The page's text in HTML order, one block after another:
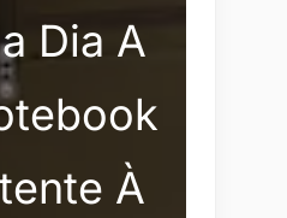
Dia A
À